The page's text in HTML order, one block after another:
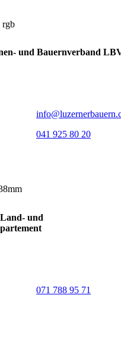
und Bauernverband
041 925 80 20
und
071 788 95 71